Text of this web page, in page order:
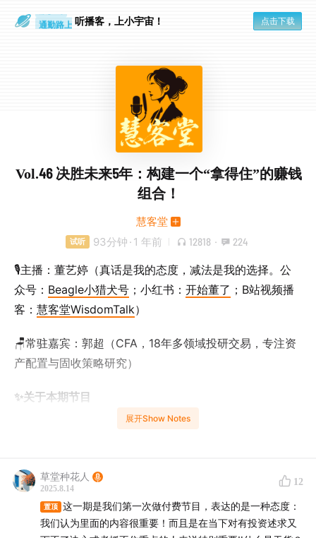
通勤路上 听播客，上小宇宙！ 点击下载
Vol.46 决胜未来5年：构建一个“拿得住”的赚钱
组合！
慧客堂
试听 93分钟 · 1 年前 12818 · 224
🎙️主播：董艺婷（真话是我的态度，减法是我的选择。公
众号： Beagle小猎犬号 ；小红书： 开始董了 ；B站视频播
客： 慧客堂WisdomTalk）
🪑常驻嘉宾：郭超（CFA，18年多领域投研交易，专注资
产配置与固收策略研究）
✨关于本期节目
今天是我们第一次尝试来录一期付费节目，因为这一期我
给自己做一个拿得住的、漂亮的组合？关于这个漂亮的定
义，我们总结了8个字：涨得不少，跌得不多。
为什么我们选择在这个时间点，来聊这么一件重要的事？
展开Show Notes
草堂种花人
2025.8.14
12
置顶
这一期是我们第一次做付费节目，表达的是一种态度：
我们认为里面的内容很重要！而且是在当下对有投资述求又